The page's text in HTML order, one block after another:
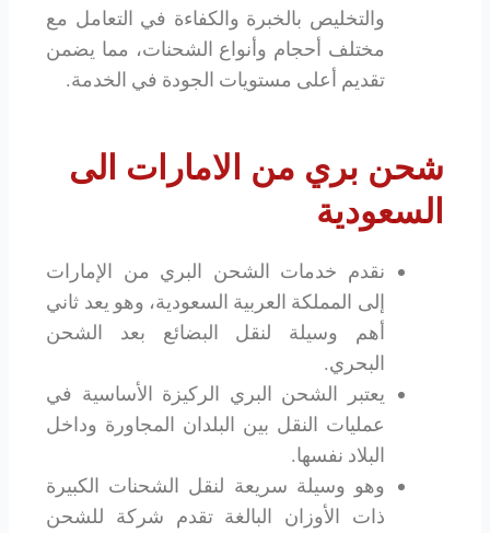
والتخليص بالخبرة والكفاءة في التعامل مع
مختلف أحجام وأنواع الشحنات، مما يضمن
تقديم أعلى مستويات الجودة في الخدمة.
شحن بري من الامارات الى
السعودية
نقدم خدمات الشحن البري من الإمارات
إلى المملكة العربية السعودية، وهو يعد ثاني
أهم وسيلة لنقل البضائع بعد الشحن
البحري.
يعتبر الشحن البري الركيزة الأساسية في
عمليات النقل بين البلدان المجاورة وداخل
البلاد نفسها.
وهو وسيلة سريعة لنقل الشحنات الكبيرة
ذات الأوزان البالغة تقدم شركة للشحن